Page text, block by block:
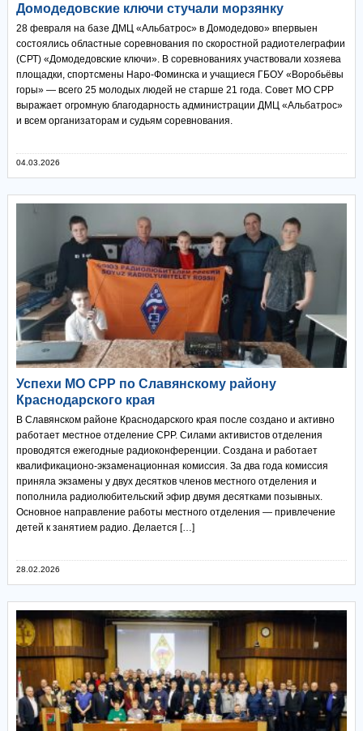
Домодедовские ключи стучали морзянку
28 февраля на базе ДМЦ «Альбатрос» в Домодедово» впервыен
состоялись областные соревнования по скоростной радиотелеграфии
(СРТ) «Домодедовские ключи». В соревнованиях участвовали хозяева
площадки, спортсмены Наро-Фоминска и учащиеся ГБОУ «Воробьёвы
горы» — всего 25 молодых людей не старше 21 года. Совет МО СРР
выражает огромную благодарность администрации ДМЦ «Альбатрос»
и всем организаторам и судьям соревнования.
04.03.2026
Успехи МО СРР по Славянскому району
Краснодарского края
В Славянском районе Краснодарского края после создано и активно
работает местное отделение СРР. Силами активистов отделения
проводятся ежегодные радиоконференции. Создана и работает
квалификационо-экзаменационная комиссия. За два года комиссия
приняла экзамены у двух десятков членов местного отделения и
пополнила радиолюбительский эфир двумя десятками позывных.
Основное направление работы местного отделения — привлечение
детей к занятием радио. Делается […]
28.02.2026